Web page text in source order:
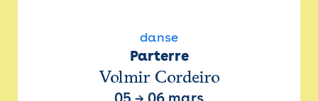
danse
Parterre
Volmir Cordeiro